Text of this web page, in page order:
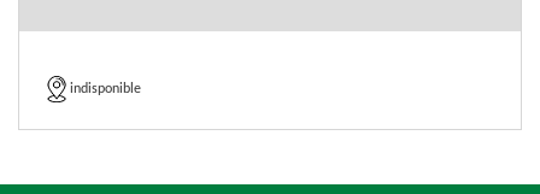
indisponible